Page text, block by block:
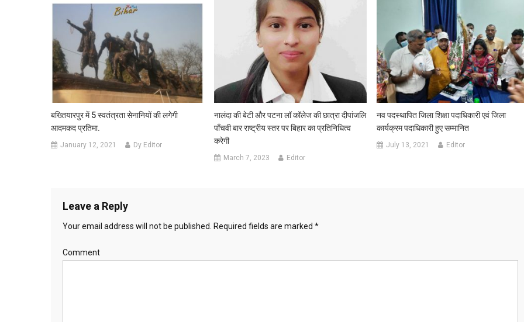
बख्तियारपुर में 5 स्वतंत्रता सेनानियों की लगेगी
आदमकद प्रतिमा.
January 12, 2021 Dy Editor
नालंदा की बेटी और पटना लॉ कॉलेज की छात्रा दीपांजलि
पाँचवी बार राष्ट्रीय स्तर पर बिहार का प्रतिनिधित्व
करेगी
March 7, 2023 Editor
नव पदस्थापित जिला शिक्षा पदाधिकारी एवं जिला
कार्यक्रम पदाधिकारी हुए सम्मानित
July 13, 2021 Editor
Leave a Reply
Your email address will not be published. Required fields are marked *
Comment